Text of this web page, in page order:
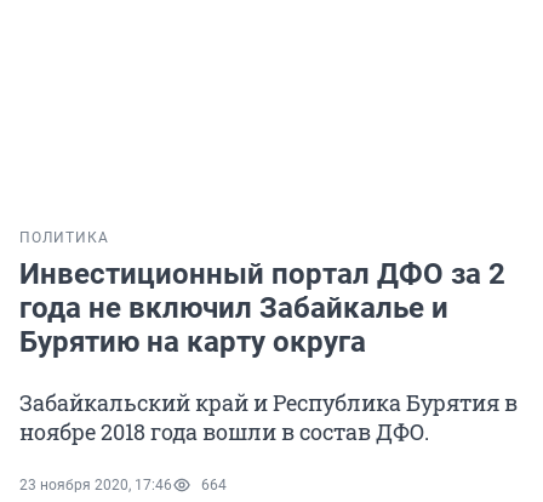
ПОЛИТИКА
Инвестиционный портал ДФО за 2
года не включил Забайкалье и
Бурятию на карту округа
Забайкальский край и Республика Бурятия в
ноябре 2018 года вошли в состав ДФО.
23 ноября 2020, 17:46 664